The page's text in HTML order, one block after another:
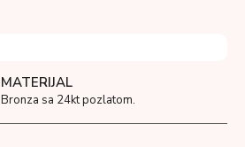
MATERIJAL
Bronza sa 24kt pozlatom.